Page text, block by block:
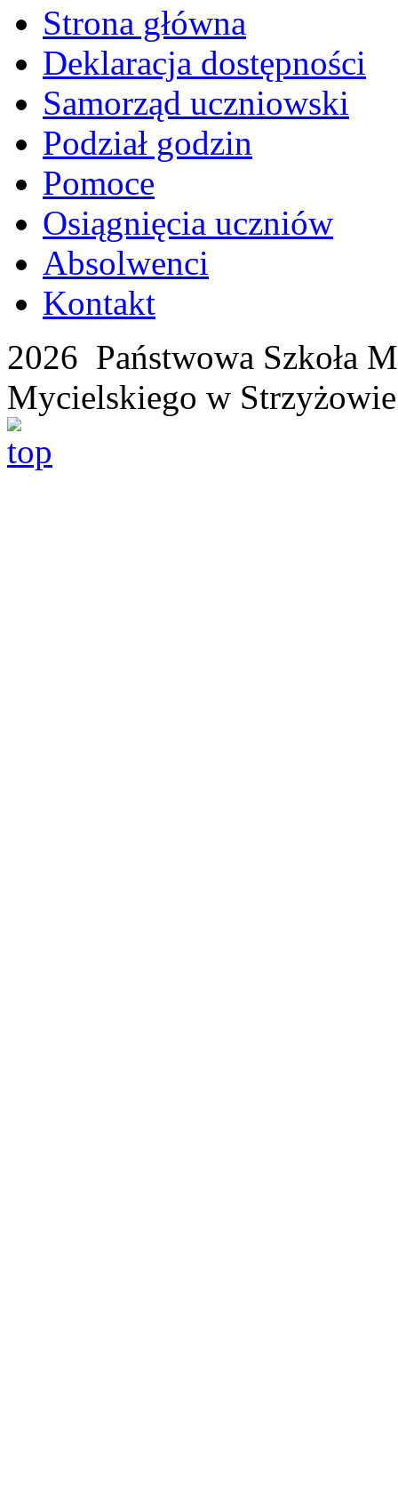
Strona główna
Deklaracja dostępności
Samorząd uczniowski
Podział godzin
Pomoce
Osiągnięcia uczniów
Absolwenci
Kontakt
2026 Państwowa Szkoła
Mycielskiego w Strzyżowie